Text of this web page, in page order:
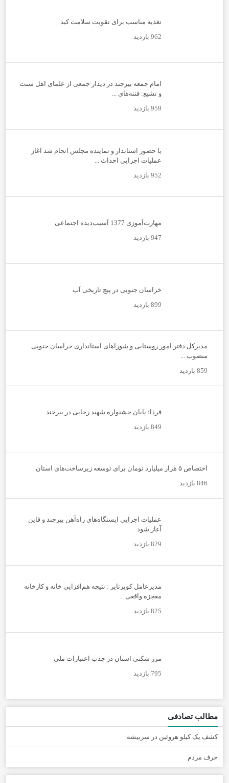
تغذیه مناسب برای تقویت سلامت کبد
962 بازدید
امام جمعه بیرجند در دیدار جمعی از علمای اهل سنت
و تشیع: فتنه‌های ...
959 بازدید
با حضور استاندار و نماینده مجلس انجام شد آغاز
عملیات اجرایی احداث ...
952 بازدید
مهارت‌آموزی 1377 آسیب‌دیده اجتماعی
947 بازدید
خراسان جنوبی در پیچ تاریخی آب
899 بازدید
مدیرکل دفتر امور روستایی و شوراهای استانداری خراسان جنوبی
منصوب ...
859 بازدید
فردا؛ پایان جشنواره شهید رجایی در بیرجند
849 بازدید
اختصاص ۵ هزار میلیارد تومان برای توسعه زیرساخت‌های استان
846 بازدید
عملیات اجرایی ایستگاه‌های راه‌آهن بیرجند و قاین
آغاز شود
829 بازدید
مدیرعامل کویرتایر : نتیجه هم‌افزایی خانه و کارخانه
معجزه واقعی ...
825 بازدید
مرز شکنی استان در جذب اعتبارات ملی
795 بازدید
مطالب تصادفی
کشف یک کیلو هروئین در سربیشه
حرف مردم